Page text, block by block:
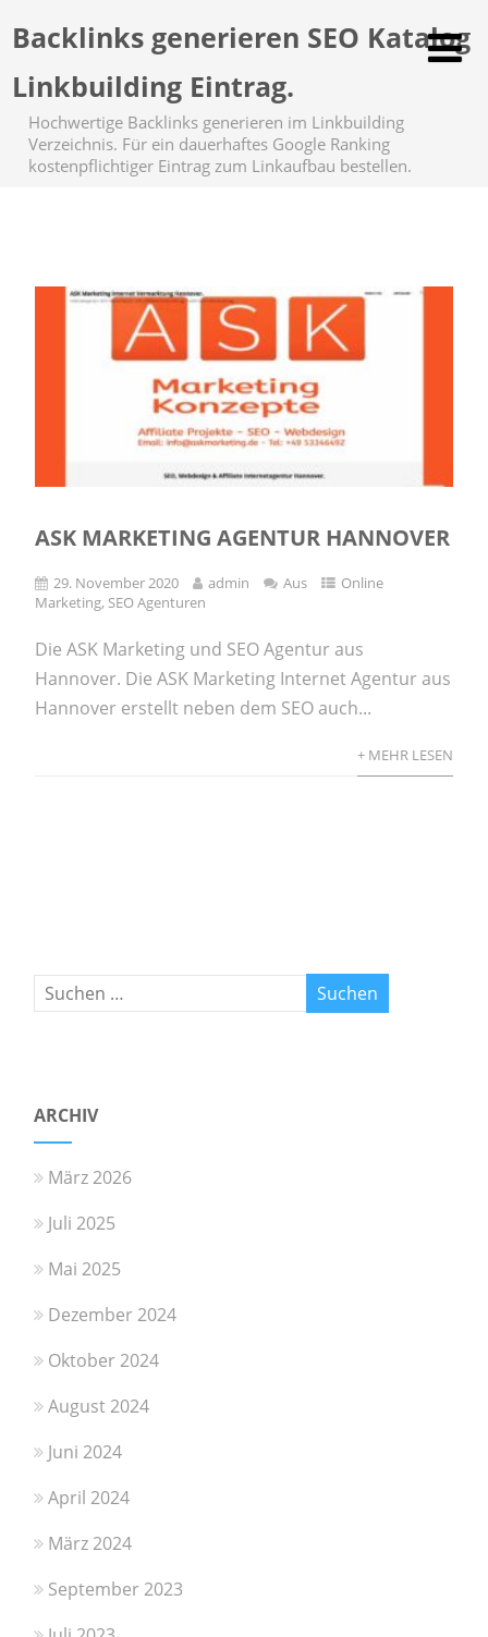
Backlinks generieren SEO Katalog
Linkbuilding Eintrag.
Hochwertige Backlinks generieren im Linkbuilding
Verzeichnis. Für ein dauerhaftes Google Ranking
kostenpflichtiger Eintrag zum Linkaufbau bestellen.
ASK MARKETING AGENTUR HANNOVER
29. November 2020 admin Aus
Online
Marketing, SEO Agenturen
Die ASK Marketing und SEO Agentur aus
Hannover. Die ASK Marketing Internet Agentur aus
Hannover erstellt neben dem SEO auch...
+ MEHR LESEN
ARCHIV
März 2026
Juli 2025
Mai 2025
Dezember 2024
Oktober 2024
August 2024
Juni 2024
April 2024
März 2024
September 2023